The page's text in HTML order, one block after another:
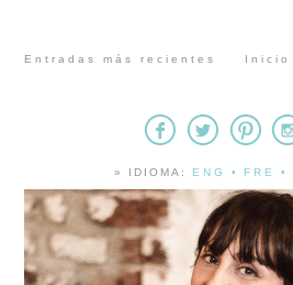
Entradas más recientes Inicio
» IDIOMA: ENG • FRE •